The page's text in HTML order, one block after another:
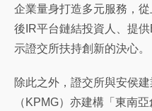
企業量身打造多元服務，
後IR平台鏈結投資人、提
示證交所扶持創新的決心。
除此之外，證交所與安侯
（KPMG）亦建構「東南